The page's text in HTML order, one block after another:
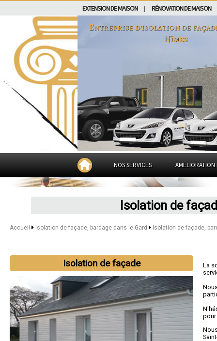
EXTENSION DE MAISON RÉNOVATION DE MAISON
Entreprise d'isolation de
Nîmes
NOS SERVICES AMELIORATION
Isolation de
Accueil Isolation de façade, bardage dans le Gard Isolation de façade,
Isolation de façade La